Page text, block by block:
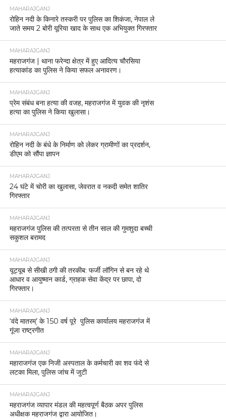
MAHARAJGANJ
रोहिन नदी के किनारे तस्करी पर पुलिस का शिकंजा, नेपाल ले
जाते समय 2 बोरी यूरिया खाद के साथ एक अभियुक्त गिरफ्तार
MAHARAJGANJ
महराजगंज | थाना फरेन्दा क्षेत्र में हुए आदित्य चौरसिया
हत्याकांड का पुलिस ने किया सफल अनावरण।
MAHARAJGANJ
प्रेम संबंध बना हत्या की वजह, महराजगंज में युवक की नृशंस
हत्या का पुलिस ने किया खुलासा।
MAHARAJGANJ
रोहिन नदी के बंधे के निर्माण को लेकर ग्रामीणों का प्रदर्शन,
डीएम को सौंपा ज्ञापन
MAHARAJGANJ
24 घंटे में चोरी का खुलासा, जेवरात व नकदी समेत शातिर
गिरफ्तार
MAHARAJGANJ
महराजगंज पुलिस की तत्परता से तीन साल की गुमशुदा बच्ची
सकुशल बरामद
MAHARAJGANJ
यूट्यूब से सीखी ठगी की तरकीब: फर्जी लॉगिन से बन रहे थे
आधार व आयुष्मान कार्ड, ग्राहक सेवा केंद्र पर छापा, दो
गिरफ्तार।
MAHARAJGANJ
‘वंदे मातरम्’ के 150 वर्ष पूरे पुलिस कार्यालय महराजगंज में
गूंजा राष्ट्रगीत
MAHARAJGANJ
महाराजगंज एक निजी अस्पताल के कर्मचारी का शव फंदे से
लटका मिला, पुलिस जांच में जुटी
MAHARAJGANJ
महराजगंज व्यापार मंडल की महत्वपूर्ण बैठक अपर पुलिस
अधीक्षक महराजगंज द्वारा आयोजित।